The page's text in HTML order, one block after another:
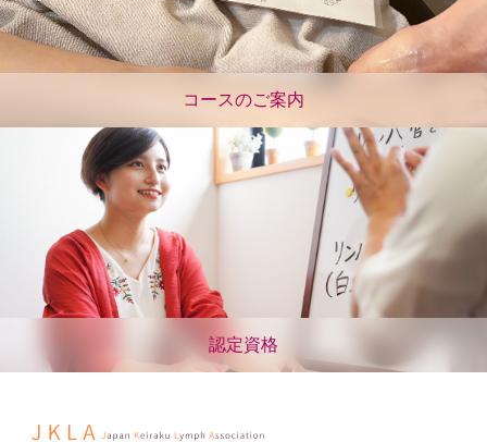
コースのご案内
認定資格